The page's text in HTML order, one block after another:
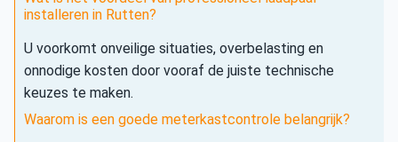
installeren in Rutten?
U voorkomt onveilige situaties, overbelasting en
onnodige kosten door vooraf de juiste technische
keuzes te maken.
Waarom is een goede meterkastcontrole belangrijk?